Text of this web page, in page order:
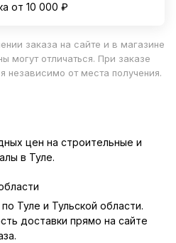
от 10 000 ₽
заказа на сайте и в магазине
могут отличаться. При заказе
независимо от места получения.
цен на строительные и
в Туле.
Туле и Тульской области.
доставки прямо на сайте